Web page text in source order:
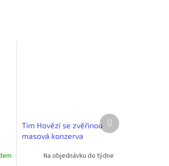
Tim Hovězí se zvěřinou
masová konzerva
Na objednávku do týdne
Další
produkt